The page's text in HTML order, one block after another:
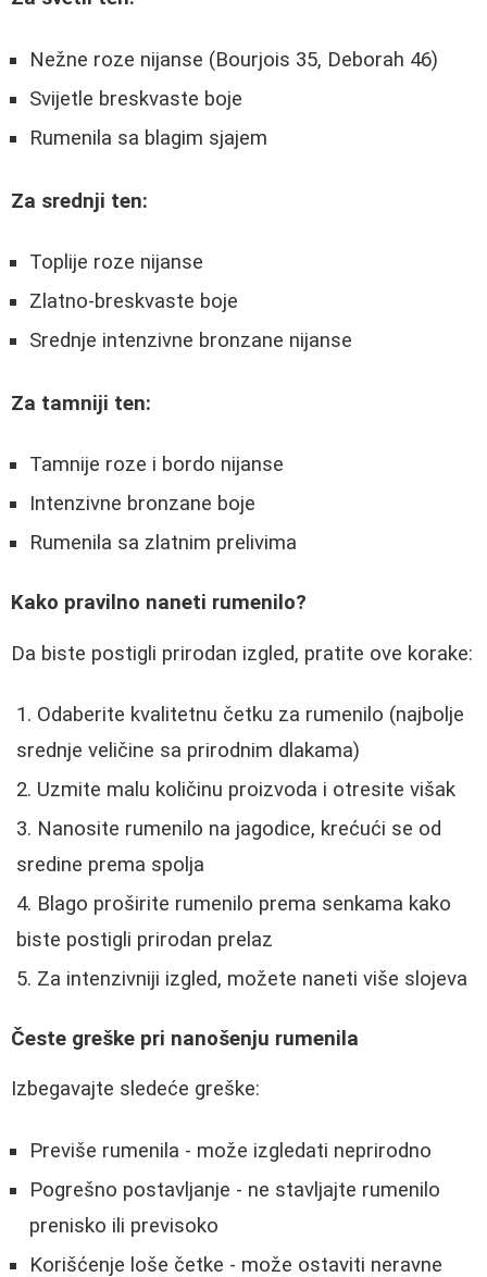
Nežne roze nijanse (Bourjois 35, Deborah 46)
Svijetle breskvaste boje
Rumenila sa blagim sjajem
Za srednji ten:
Toplije roze nijanse
Zlatno-breskvaste boje
Srednje intenzivne bronzane nijanse
Za tamniji ten:
Tamnije roze i bordo nijanse
Intenzivne bronzane boje
Rumenila sa zlatnim prelivima
Kako pravilno naneti rumenilo?
Da biste postigli prirodan izgled, pratite ove korake:
Odaberite kvalitetnu četku za rumenilo (najbolje
srednje veličine sa prirodnim dlakama)
Uzmite malu količinu proizvoda i otresite višak
Nanosite rumenilo na jagodice, krećući se od
sredine prema spolja
Blago proširite rumenilo prema senkama kako
biste postigli prirodan prelaz
Za intenzivniji izgled, možete naneti više slojeva
Česte greške pri nanošenju rumenila
Izbegavajte sledeće greške:
Previše rumenila - može izgledati neprirodno
Pogrešno postavljanje - ne stavljajte rumenilo
prenisko ili previsoko
Korišćenje loše četke - može ostaviti neravne